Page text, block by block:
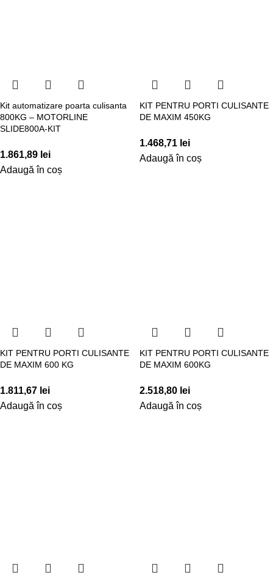
Kit automatizare poarta culisanta
800KG – MOTORLINE
SLIDE800A-KIT
1.861,89 lei
Adaugă în coș
KIT PENTRU PORTI CULISANTE
DE MAXIM 450KG
1.468,71 lei
Adaugă în coș
KIT PENTRU PORTI CULISANTE
DE MAXIM 600 KG
1.811,67 lei
Adaugă în coș
KIT PENTRU PORTI CULISANTE
DE MAXIM 600KG
2.518,80 lei
Adaugă în coș